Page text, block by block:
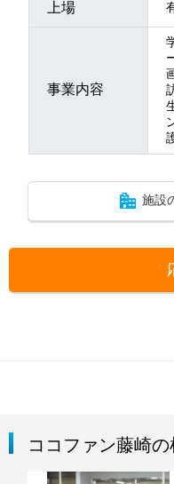
上場
事業内容
施設
ココファン藤崎